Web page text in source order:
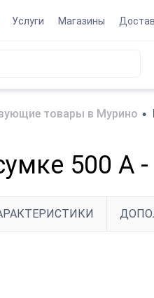
Услуги Магазины
товары в Мурино •
500 А